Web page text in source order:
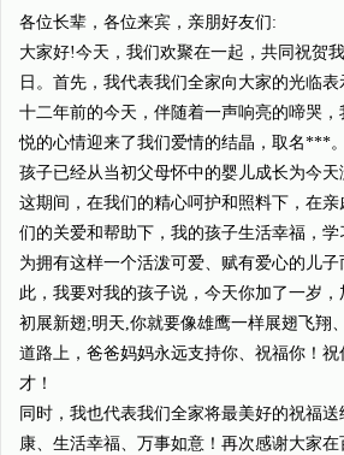
各位长辈，各位来宾，亲朋好友们:
大家好!今天，我们欢聚在一起，共同祝贺
日。首先，我代表我们全家向大家的光临
十二年前的今天，伴随着一声响亮的啼哭
悦的心情迎来了我们爱情的结晶，取名***
孩子已经从当初父母怀中的婴儿成长为今天
这期间，在我们的精心呵护和照料下，在
们的关爱和帮助下，我的孩子生活幸福，
为拥有这样一个活泼可爱、赋有爱心的儿
此，我要对我的孩子说，今天你加了一岁
初展新翅;明天,你就要像雄鹰一样展翅飞翔
道路上，爸爸妈妈永远支持你、祝福你！
才！
同时，我也代表我们全家将最美好的祝福
康、生活幸福、万事如意！再次感谢大家